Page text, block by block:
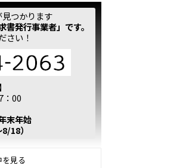
つかります
発行事業者」です。
さい！
：00
末年始
18）
見る